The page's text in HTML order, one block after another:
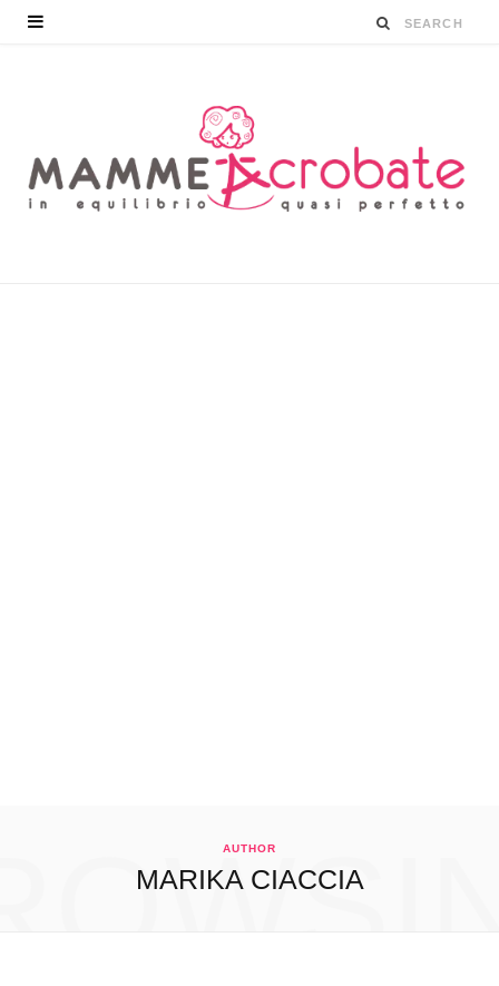
AUTHOR
MARIKA CIACCIA